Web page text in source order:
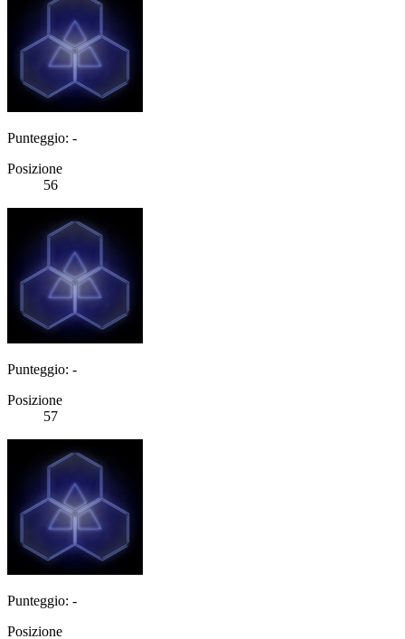
Punteggio: -
Posizione
56
Punteggio: -
Posizione
57
Punteggio: -
Posizione